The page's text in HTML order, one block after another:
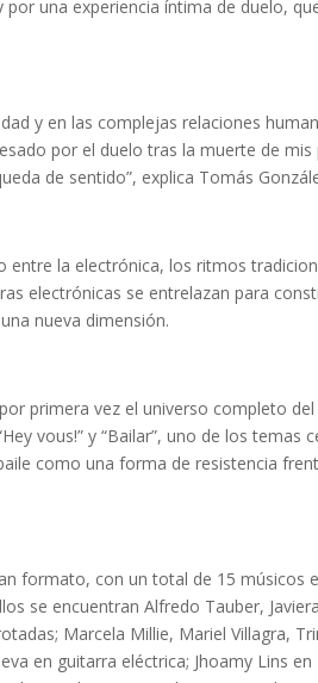
una experiencia íntima de duelo,
y en las complejas relaciones
por el duelo tras la muerte de mis
de sentido”, explica Tomás
entre la electrónica, los ritmos
electrónicas se entrelazan para
nueva dimensión.
primera vez el universo completo
vous!” y “Bailar”, uno de los temas
como una forma de resistencia
formato, con un total de 15 músicos
se encuentran Alfredo Tauber,
Marcela Millie, Mariel Villagra,
en guitarra eléctrica; Jhoamy Lins en